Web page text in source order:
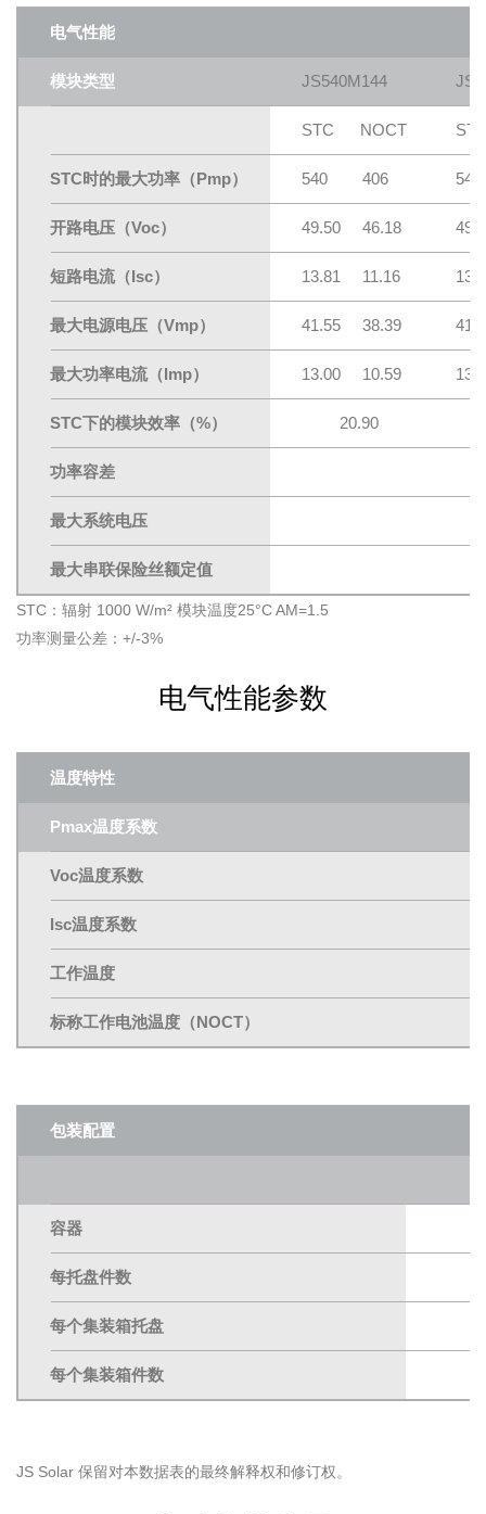
电气性能
模块类型 JS540M144
STC NOCT
STC时的最大功率（Pmp） 540 406
开路电压（Voc） 49.50 46.18
短路电流（Isc） 13.81 11.16
最大电源电压（Vmp） 41.55 38.39
最大功率电流（Imp） 13.00 10.59
STC下的模块效率（%） 20.90
功率容差
最大系统电压
最大串联保险丝额定值
STC：辐射 1000 W/m² 模块温度25°C AM=1.5
功率测量公差：+/-3%
电气性能参数
温度特性
Pmax温度系数
Voc温度系数
Isc温度系数
工作温度
标称工作电池温度（NOCT）
包装配置
容器
每托盘件数
每个集装箱托盘
每个集装箱件数
JS Solar 保留对本数据表的最终解释权和修订权。